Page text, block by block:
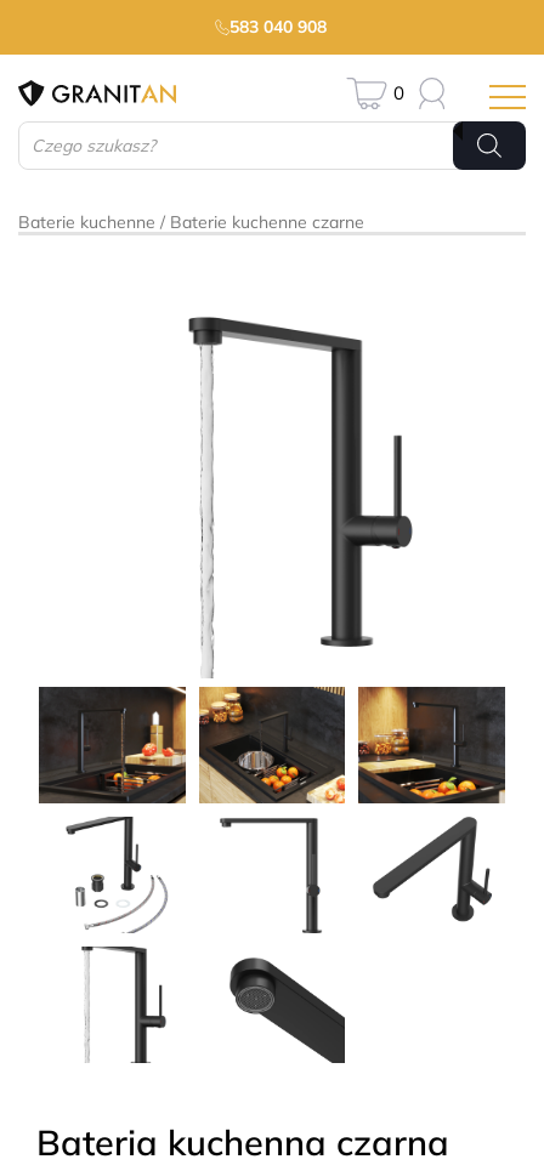
583 040 908
Wyszukiwarka
produktów
0
Baterie kuchenne Baterie kuchenne czarne
Bateria kuchenna czarna